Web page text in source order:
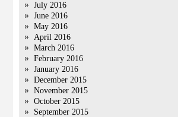
July 2016
June 2016
May 2016
April 2016
March 2016
February 2016
January 2016
December 2015
November 2015
October 2015
September 2015